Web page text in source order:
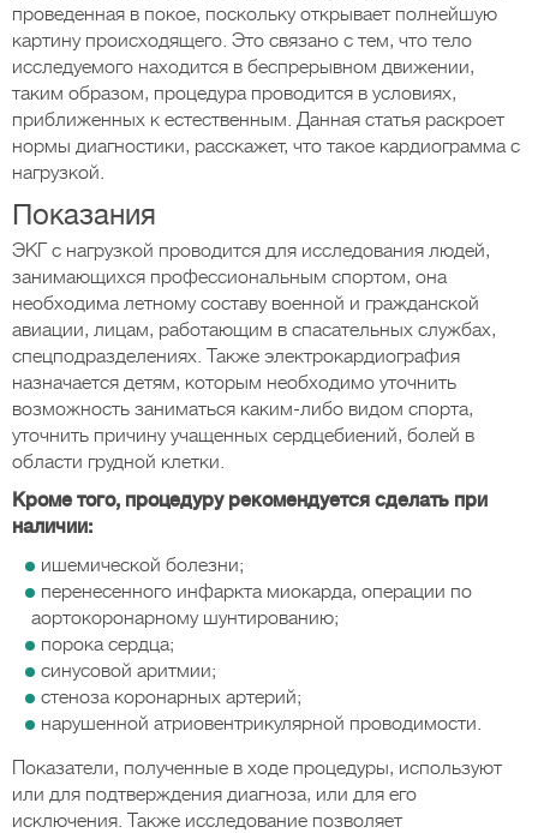
проведенная в покое, поскольку открывает полнейшую
картину происходящего. Это связано с тем, что тело
исследуемого находится в беспрерывном движении,
таким образом, процедура проводится в условиях,
приближенных к естественным. Данная статья раскроет
нормы диагностики, расскажет, что такое кардиограмма с
нагрузкой.
Показания
ЭКГ с нагрузкой проводится для исследования людей,
занимающихся профессиональным спортом, она
необходима летному составу военной и гражданской
авиации, лицам, работающим в спасательных службах,
спецподразделениях. Также электрокардиография
назначается детям, которым необходимо уточнить
возможность заниматься каким-либо видом спорта,
уточнить причину учащенных сердцебиений, болей в
области грудной клетки.
Кроме того, процедуру рекомендуется сделать при
наличии:
ишемической болезни;
перенесенного инфаркта миокарда, операции по
аортокоронарному шунтированию;
порока сердца;
синусовой аритмии;
стеноза коронарных артерий;
нарушенной атриовентрикулярной проводимости.
Показатели, полученные в ходе процедуры, используют
или для подтверждения диагноза, или для его
исключения. Также исследование позволяет